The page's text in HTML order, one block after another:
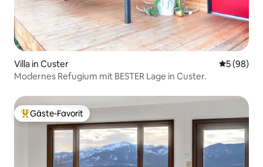
Villa in Custer
5 (98)
Modernes Refugium mit BESTER Lage in Custer.
Beliebter Gäste-Favorit.
Gäste-Favorit